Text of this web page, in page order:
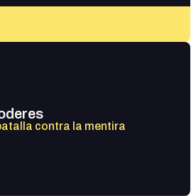
contra la mentira